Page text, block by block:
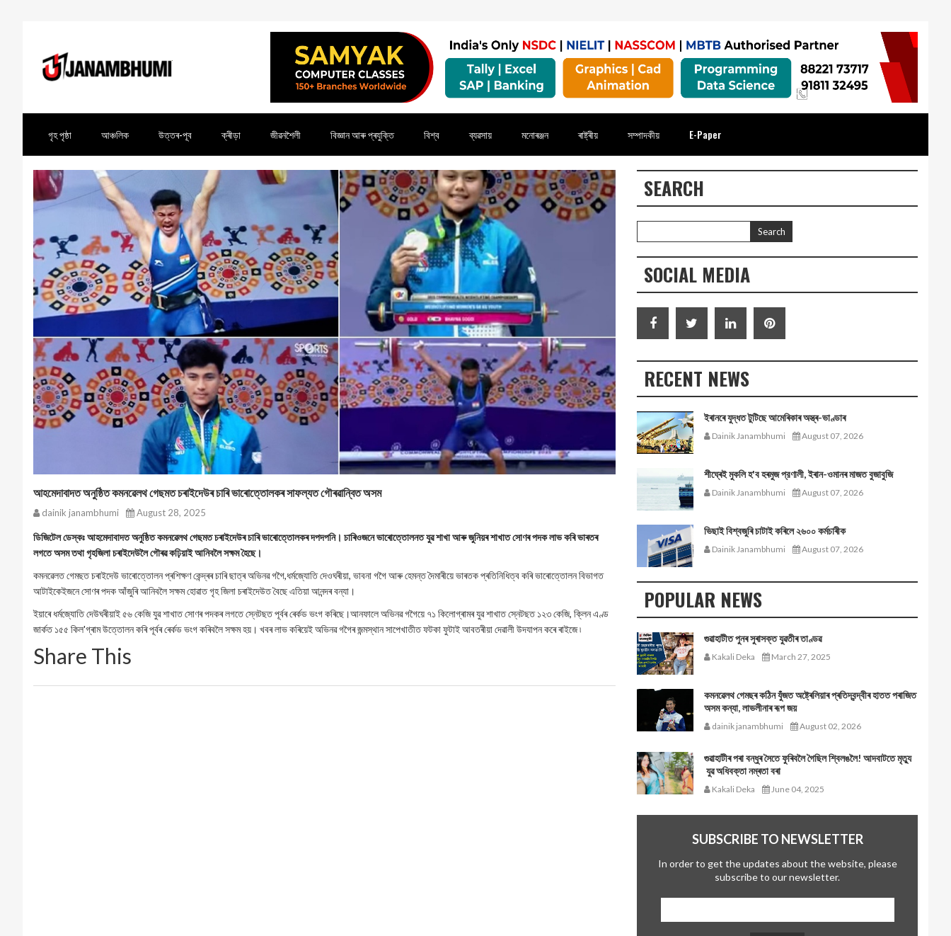
গৃহ পৃষ্ঠা আঞ্চলিক উত্তৰ-পূব ক্ৰীড়া জীৱনশৈলী বিজ্ঞান আৰু প্ৰযুক্তি বিশ্ব ব্যৱসায় মনোৰঞ্জন ৰাষ্ট্ৰীয় সম্পাদকীয় E-Paper
আহমেদাবাদত অনুষ্ঠিত কমনৱেলথ গেছমত চৰাইদেউৰ চাৰি ভাৰোত্তোলকৰ সাফল্যত গৌৰৱান্বিত অসম
dainik janambhumi August 28, 2025
ডিজিটেল ডেস্কঃ আহমেদাবাদত অনুষ্ঠিত কমনৱেলথ গেছমত চৰাইদেউৰ চাৰি ভাৰোত্তোলকৰ দপদপনি। চাৰিওজনে ভাৰোত্তোলনত যুৱ শাখা আৰু জুনিয়ৰ শাখাত সোণৰ পদক লাভ কৰি ভাৰতৰ
লগতে অসম তথা গৃহজিলা চৰাইদেউলৈ গৌৰৱ কঢ়িয়াই আনিবলৈ সক্ষম হৈছে।
কমনৱেলত গেমছত চৰাইদেউ ভাৰোত্তোলন প্ৰশিক্ষণ কেন্দ্ৰৰ চাৰি ছাত্ৰ অভিনৱ গগৈ,ধৰ্মজ্যোতি দেওঘৰীয়া, ভাবনা গগৈ আৰু হেমন্ত দৈমাৰীয়ে ভাৰতক প্ৰতিনিধিত্ব কৰি ভাৰোত্তোলন বিভাগত
আটাইকেইজনে সোণৰ পদক আঁজুৰি আনিবলৈ সক্ষম হোৱাত গৃহ জিলা চৰাইদেউত বৈছে এতিয়া আনন্দৰ বন্যা।
ইয়াৰে ধৰ্মজ্যোতি দেউঘৰীয়াই ৫৬ কেজি যুৱ শাখাত সোণৰ পদকৰ লগতে স্নেটছত পূৰ্বৰ ৰেৰ্কড ভংগ কৰিছে।আনফালে অভিনৱ গগৈয়ে ৭১ কিলোগ্ৰামৰ যুৱ শাখাত স্নেটছত ১২৩ কেজি, ক্লিন এণ্ড
জাৰ্কত ১৫৫ কিল'গ্ৰাম উত্তোলন কৰি পূৰ্বৰ ৰেৰ্কড ভংগ কৰিবলৈ সক্ষম হয়। খবৰ লাভ কৰিয়েই অভিনৱ গগৈৰ জন্মস্থান সাপেখাতীত ফটকা ফুটাই আবতৰীয়া দেৱালী উদযাপন কৰে ৰাইজে ৷
Share This
SEARCH
SOCIAL MEDIA
RECENT NEWS
ইৰানৰে যুদ্ধত টুটিছে আমেৰিকাৰ অস্ত্ৰ-ভাণ্ডাৰ
Dainik Janambhumi August 07, 2026
শীঘ্ৰেই মুকলি হ'ব হৰমুজ প্রণালী, ইৰান-ওমানৰ মাজত বুজাবুজি
Dainik Janambhumi August 07, 2026
ভিছাই বিশ্বজুৰি চাটাই কৰিলে ২৬০০ কৰ্মচাৰীক
Dainik Janambhumi August 07, 2026
POPULAR NEWS
গুৱাহাটীত পুনৰ সুৰাসক্ত যুৱতীৰ তাণ্ডৱ
Kakali Deka March 27, 2025
কমনৱেলথ গেমছৰ কঠিন যুঁজত অষ্ট্ৰেলিয়াৰ প্ৰতিদ্বন্দ্বীৰ হাতত পৰাজিত
অসম কন্যা, লাভলীনাৰ ৰূপ জয়
dainik janambhumi August 02, 2026
গুৱাহাটীৰ পৰা বন্ধুৰ সৈতে ফুৰিবলৈ গৈছিল শ্বিলঙলৈ! আদবাটতে মৃত্যু
যুৱ অধিবক্তা নম্ৰতা বৰা
Kakali Deka June 04, 2025
SUBSCRIBE TO NEWSLETTER
In order to get the updates about the website, please
subscribe to our newsletter.